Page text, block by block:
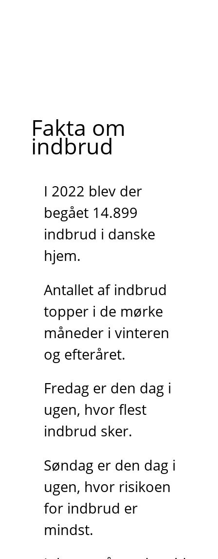
Fakta om
indbrud
I 2022 blev der
begået 14.899
indbrud i danske
hjem.
Antallet af indbrud
topper i de mørke
måneder i vinteren
og efteråret.
Fredag er den dag i
ugen, hvor flest
indbrud sker.
Søndag er den dag i
ugen, hvor risikoen
for indbrud er
mindst.